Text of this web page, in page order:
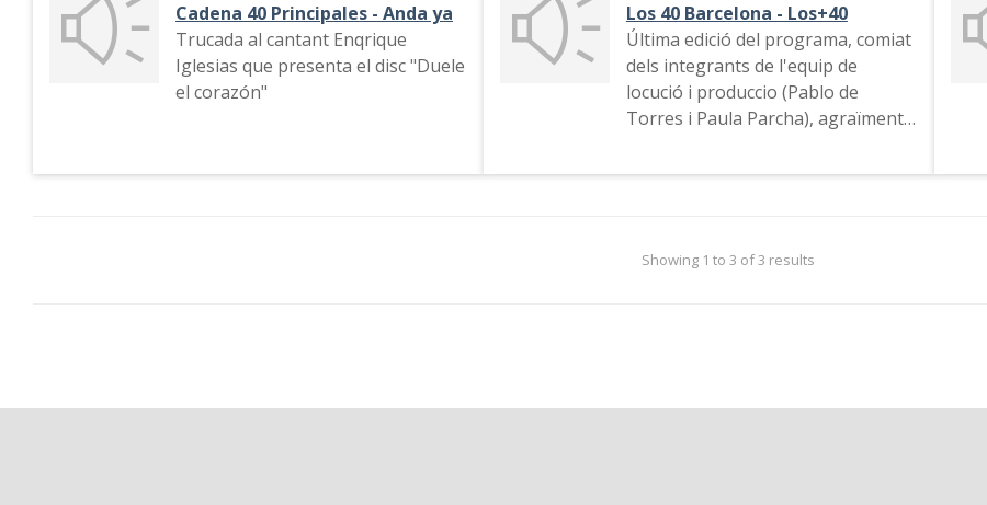
Cadena 40 Principales - Anda ya
Trucada al cantant Enqrique
Iglesias que presenta el disc "Duele
el corazón"
Los 40 Barcelona - Los+40
Última edició del programa, comiat
dels integrants de l'equip de
locució i produccio (Pablo de
Torres i Paula Parcha), agraïments,
Showing 1 to 3 of 3 results